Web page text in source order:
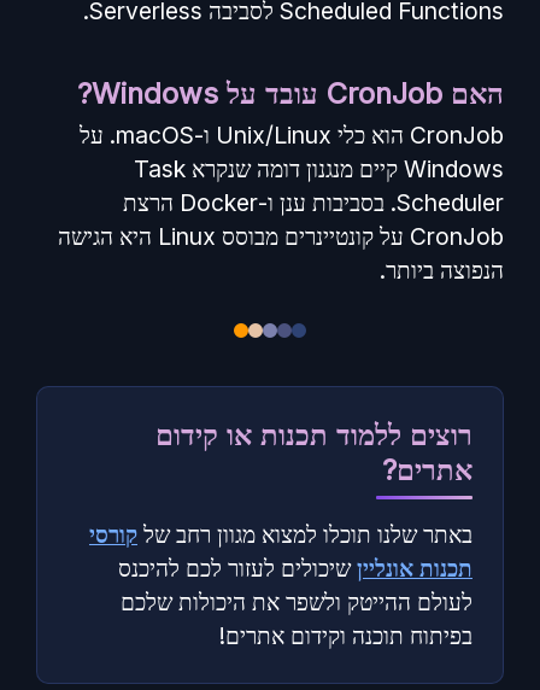
Scheduled Functions לסביבה Serverless.
האם CronJob עובד על Windows?
CronJob הוא כלי Unix/Linux ו-macOS. על
Windows קיים מנגנון דומה שנקרא Task
Scheduler. בסביבות ענן ו-Docker הרצת
CronJob על קונטיינרים מבוסס Linux היא הגישה
הנפוצה ביותר.
רוצים ללמוד תכנות או קידום
אתרים?
באתר שלנו תוכלו למצוא מגוון רחב של קורסי
תכנות אונליין שיכולים לעזור לכם להיכנס
לעולם ההייטק ולשפר את היכולות שלכם
בפיתוח תוכנה וקידום אתרים!